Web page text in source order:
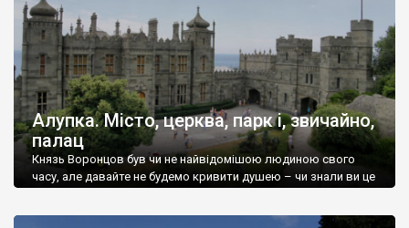
Алупка. Місто, церква, парк і, звичайно,
палац
Князь Воронцов був чи не найвідомішою людиною свого
часу, але давайте не будемо кривити душею – чи знали ви це